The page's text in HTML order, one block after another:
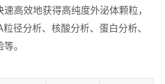
高效地获得高纯度外泌体颗粒，
径分析、核酸分析、蛋白分析、
。